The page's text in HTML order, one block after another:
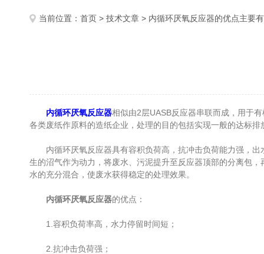
当前位置： 首页 > 技术文章 > 内循环厌氧反应器的优点主要
内循环厌氧反应器相似由2层UASB反应器串联而成，用于
各类废纸作原料的造纸企业，处理的目的包括实现一般的达标
内循环厌氧反应器具有容积负荷高，抗冲击负荷能力强，出
生的沼气作为动力，将废水、污泥提升至反应器顶部的分离包
水的充分混合，使废水获得稳定的处理效果。
内循环厌氧反应器的优点：
1.容积负荷率高，水力停留时间短；
2.抗冲击负荷强；